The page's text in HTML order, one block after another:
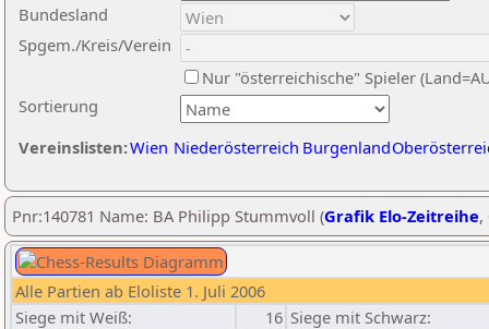
Sortierung
Bundesland
Spgem./Kreis/Verein
Nur "österreichische" Spieler
Vereinslisten:Wien Niederösterreich Burgenland
Pnr:140781 Name: BA Philipp Stummvoll (Grafik Elo-Zeitreihe,
Alle Partien ab Eloliste 1. Juli 2006
Siege mit Weiß:
16 Siege mit Schwarz: